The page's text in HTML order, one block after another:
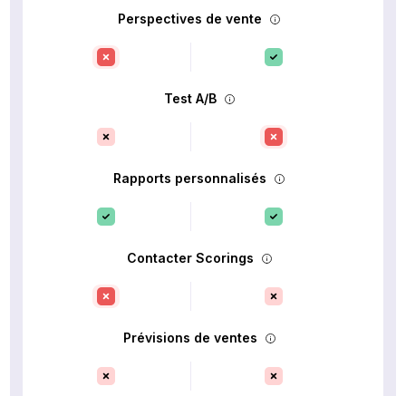
Perspectives de vente
Test A/B
Rapports personnalisés
Contacter Scorings
Prévisions de ventes